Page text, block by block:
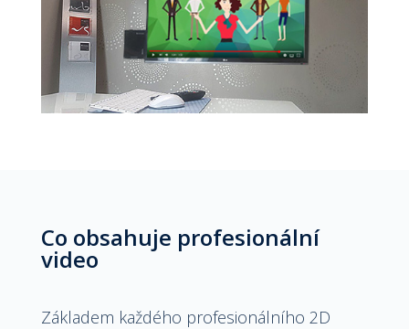
Co obsahuje profesionální
video
Základem každého profesionálního 2D